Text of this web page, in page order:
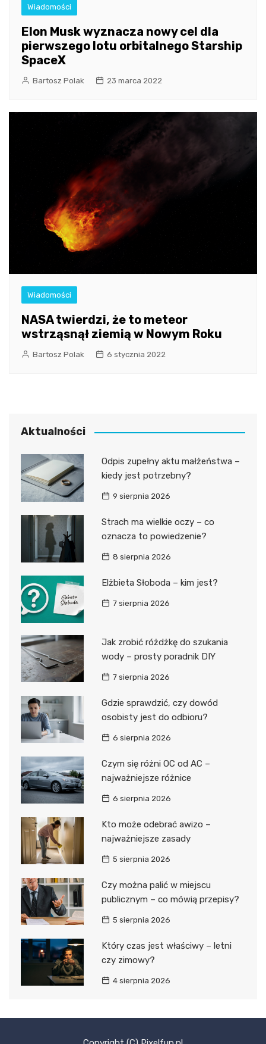
Wiadomości
Elon Musk wyznacza nowy cel dla
pierwszego lotu orbitalnego Starship
SpaceX
Bartosz Polak 23 marca 2022
Wiadomości
NASA twierdzi, że to meteor
wstrząsnął ziemią w Nowym Roku
Bartosz Polak 6 stycznia 2022
Aktualności
Odpis zupełny aktu małżeństwa –
kiedy jest potrzebny?
9 sierpnia 2026
Strach ma wielkie oczy – co
oznacza to powiedzenie?
8 sierpnia 2026
Elżbieta Słoboda – kim jest?
7 sierpnia 2026
Jak zrobić różdżkę do szukania
wody – prosty poradnik DIY
7 sierpnia 2026
Gdzie sprawdzić, czy dowód
osobisty jest do odbioru?
6 sierpnia 2026
Czym się różni OC od AC –
najważniejsze różnice
6 sierpnia 2026
Kto może odebrać awizo –
najważniejsze zasady
5 sierpnia 2026
Czy można palić w miejscu
publicznym – co mówią przepisy?
5 sierpnia 2026
Który czas jest właściwy – letni
czy zimowy?
4 sierpnia 2026